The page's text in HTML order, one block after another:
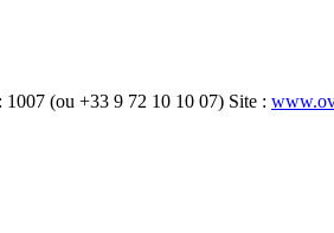
(ou +33 9 72 10 10 07) Site :